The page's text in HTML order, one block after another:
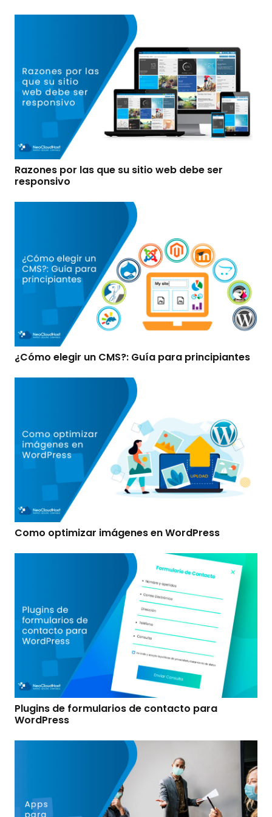
Razones por las que su sitio web debe ser
responsivo
¿Cómo elegir un CMS?: Guía para principiantes
Como optimizar imágenes en WordPress
Plugins de formularios de contacto para
WordPress